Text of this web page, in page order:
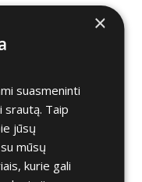
šimtas eurų
nuo 360 – 600
Premium; Sherlog
Tikrai
„super car“, jau
×
suasmeninti
srautą. Taip
jūsų
mūsų
kurie gali